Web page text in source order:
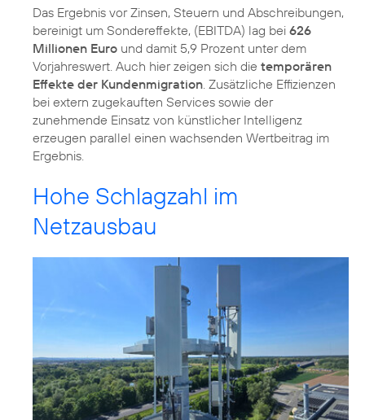
Das Ergebnis vor Zinsen, Steuern und Abschreibungen,
bereinigt um Sondereffekte, (EBITDA) lag bei 626
Millionen Euro und damit 5,9 Prozent unter dem
Vorjahreswert. Auch hier zeigen sich die temporären
Effekte der Kundenmigration . Zusätzliche Effizienzen
bei extern zugekauften Services sowie der
zunehmende Einsatz von künstlicher Intelligenz
erzeugen parallel einen wachsenden Wertbeitrag im
Ergebnis.
Hohe Schlagzahl im
Netzausbau